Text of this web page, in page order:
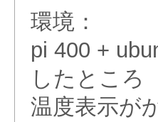
環境：
pi 400 +
したところ
温度表示が